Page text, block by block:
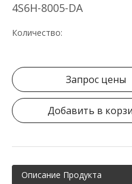
4S6H-8005-DA
Количество:
Запрос цены
Добавить в
Описание Продукта